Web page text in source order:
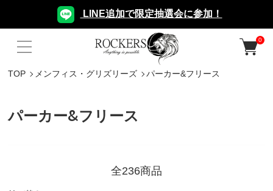
LINE追加で限定抽選会に参加！
0
TOP メンフィス・グリズリーズ パーカー&フリース
パーカー&フリース
全236商品